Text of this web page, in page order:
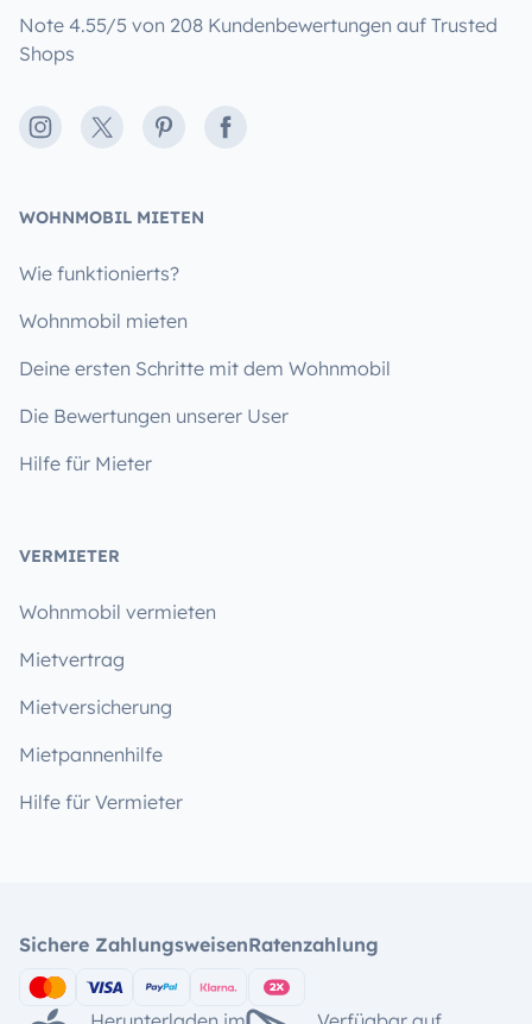
Note 4.55/5 von 208 Kundenbewertungen auf Trusted
Shops
Instagram
X PinterestFacebook
WOHNMOBIL MIETEN
Wie funktionierts?
Wohnmobil mieten
Deine ersten Schritte mit dem Wohnmobil
Die Bewertungen unserer User
Hilfe für Mieter
VERMIETER
Wohnmobil vermieten
Mietvertrag
Mietversicherung
Mietpannenhilfe
Hilfe für Vermieter
Sichere ZahlungsweisenRatenzahlung